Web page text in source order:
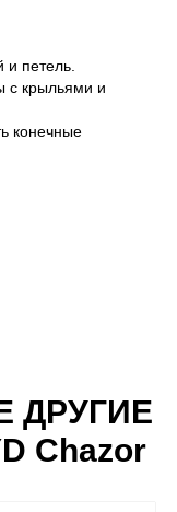
и петель.
с крыльями и
конечные
ДРУГИЕ
Chazor